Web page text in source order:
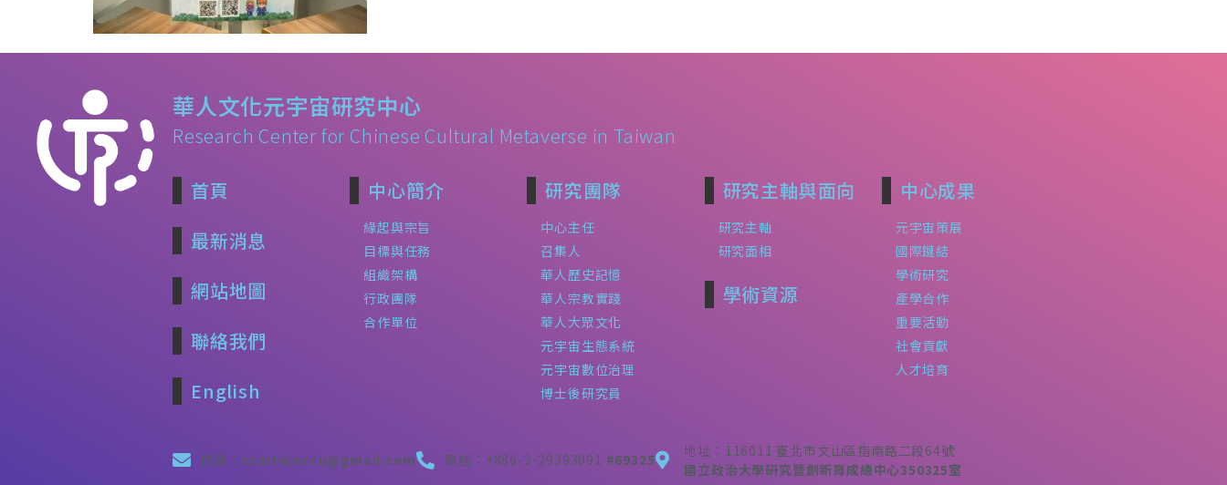
華人文化元宇宙研究中心
Research Center for Chinese Cultural Metaverse in Taiwan
首頁
最新消息
網站地圖
聯絡我們
English
中心簡介
緣起與宗旨
目標與任務
組織架構
行政團隊
合作單位
研究團隊
中心主任
召集人
華人歷史記憶
華人宗教實踐
華人大眾文化
元宇宙生態系統
元宇宙數位治理
博士後研究員
研究主軸與面向
研究主軸
研究面相
學術資源
中心成果
元宇宙策展
國際鏈結
學術研究
產學合作
重要活動
社會貢獻
人才培育
信箱： ccmtw.nccu@gmail.com 電話：+886-2-29393091 #69325
地址：116011 臺北市文山區指南路二段64號
國立政治大學研究暨創新育成總中心350325室